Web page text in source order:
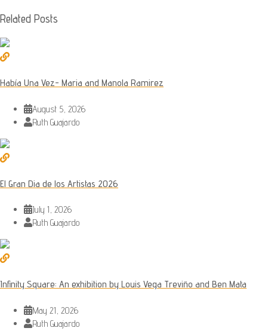
Related Posts
Había Una Vez- Maria and Manola Ramirez
August 5, 2026
Ruth Guajardo
El Gran Dia de los Artistas 2026
July 1, 2026
Ruth Guajardo
Infinity Square: An exhibition by Louis Vega Treviño and Ben Mata
May 21, 2026
Ruth Guajardo